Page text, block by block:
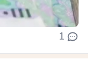
1